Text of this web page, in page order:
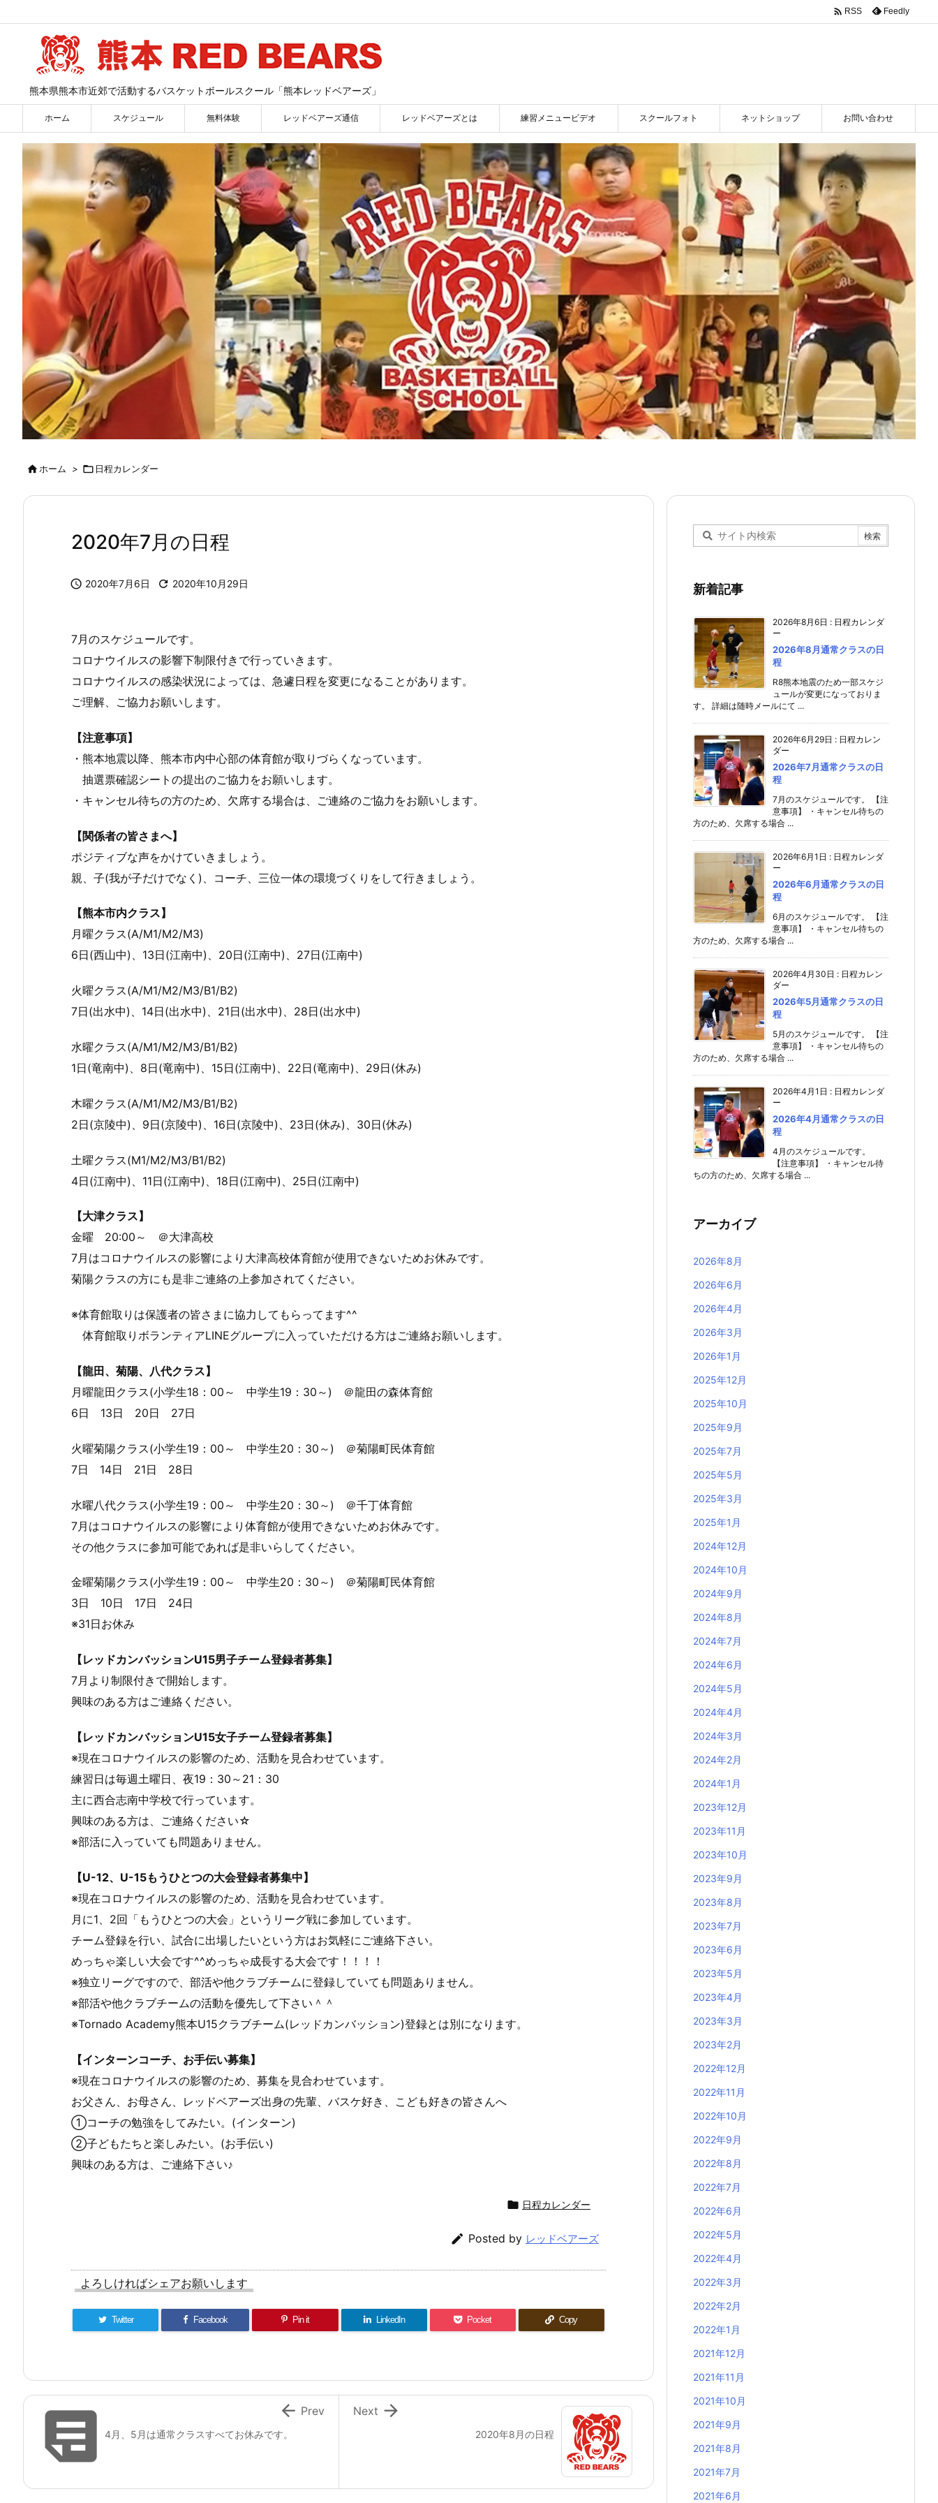
熊本県熊本市近郊で活動するバスケットボールスクール「熊本レッドベアーズ」
ホーム スケジュール 無料体験 レッドベアーズ通信 レッドベアーズとは 練習メニュービデオ スクールフォト ネットショップ お問い合わせ
 RSS Feedly
ホーム >  日程カレンダー
2020年7月の日程
 2020年7月6日  2020年10月29日
7月のスケジュールです。
コロナウイルスの影響下制限付きで行っていきます。
コロナウイルスの感染状況によっては、急遽日程を変更になることがあります。
ご理解、ご協力お願いします。
【注意事項】
・熊本地震以降、熊本市内中心部の体育館が取りづらくなっています。
抽選票確認シートの提出のご協力をお願いします。
・キャンセル待ちの方のため、欠席する場合は、ご連絡のご協力をお願いします。
【関係者の皆さまへ】
ポジティブな声をかけていきましょう。
親、子(我が子だけでなく)、コーチ、三位一体の環境づくりをして行きましょう。
【熊本市内クラス】
月曜クラス(A/M1/M2/M3)
6日(西山中)、13日(江南中)、20日(江南中)、27日(江南中)
火曜クラス(A/M1/M2/M3/B1/B2)
7日(出水中)、14日(出水中)、21日(出水中)、28日(出水中)
水曜クラス(A/M1/M2/M3/B1/B2)
1日(竜南中)、8日(竜南中)、15日(江南中)、22日(竜南中)、29日(休み)
木曜クラス(A/M1/M2/M3/B1/B2)
2日(京陵中)、9日(京陵中)、16日(京陵中)、23日(休み)、30日(休み)
土曜クラス(M1/M2/M3/B1/B2)
4日(江南中)、11日(江南中)、18日(江南中)、25日(江南中)
【大津クラス】
金曜 20:00～ ＠大津高校
7月はコロナウイルスの影響により大津高校体育館が使用できないためお休みです。
菊陽クラスの方にも是非ご連絡の上参加されてください。
※体育館取りは保護者の皆さまに協力してもらってます^^
体育館取りボランティアLINEグループに入っていただける方はご連絡お願いします。
【龍田、菊陽、八代クラス】
月曜龍田クラス(小学生18：00～ 中学生19：30～) ＠龍田の森体育館
6日 13日 20日 27日
火曜菊陽クラス(小学生19：00～ 中学生20：30～) ＠菊陽町民体育館
7日 14日 21日 28日
水曜八代クラス(小学生19：00～ 中学生20：30～) ＠千丁体育館
7月はコロナウイルスの影響により体育館が使用できないためお休みです。
その他クラスに参加可能であれば是非いらしてください。
金曜菊陽クラス(小学生19：00～ 中学生20：30～) ＠菊陽町民体育館
3日 10日 17日 24日
※31日お休み
【レッドカンバッションU15男子チーム登録者募集】
7月より制限付きで開始します。
興味のある方はご連絡ください。
【レッドカンバッションU15女子チーム登録者募集】
※現在コロナウイルスの影響のため、活動を見合わせています。
練習日は毎週土曜日、夜19：30～21：30
主に西合志南中学校で行っています。
興味のある方は、ご連絡ください☆
※部活に入っていても問題ありません。
【U-12、U-15もうひとつの大会登録者募集中】
※現在コロナウイルスの影響のため、活動を見合わせています。
月に1、2回「もうひとつの大会」というリーグ戦に参加しています。
チーム登録を行い、試合に出場したいという方はお気軽にご連絡下さい。
めっちゃ楽しい大会です^^めっちゃ成長する大会です！！！！
※独立リーグですので、部活や他クラブチームに登録していても問題ありません。
※部活や他クラブチームの活動を優先して下さい＾＾
※Tornado Academy熊本U15クラブチーム(レッドカンバッション)登録とは別になります。
【インターンコーチ、お手伝い募集】
※現在コロナウイルスの影響のため、募集を見合わせています。
お父さん、お母さん、レッドベアーズ出身の先輩、バスケ好き、こども好きの皆さんへ
①コーチの勉強をしてみたい。(インターン)
②子どもたちと楽しみたい。(お手伝い)
興味のある方は、ご連絡下さい♪
 日程カレンダー
 Posted by レッドベアーズ
よろしければシェアお願いします
Twitter Facebook Pin it LinkedIn Pocket Copy
2020年8月の日程

Next
4月、5月は通常クラスすべてお休みです。
 Prev
新着記事
2026年8月6日 : 日程カレンダ
ー
2026年8月通常クラスの日
程
R8熊本地震のため一部スケジ
ュールが変更になっておりま
す。 詳細は随時メールにて ...
2026年6月29日 : 日程カレン
ダー
2026年7月通常クラスの日
程
7月のスケジュールです。 【注
意事項】 ・キャンセル待ちの
方のため、欠席する場合 ...
2026年6月1日 : 日程カレンダ
ー
2026年6月通常クラスの日
程
6月のスケジュールです。 【注
意事項】 ・キャンセル待ちの
方のため、欠席する場合 ...
2026年4月30日 : 日程カレン
ダー
2026年5月通常クラスの日
程
5月のスケジュールです。 【注
意事項】 ・キャンセル待ちの
方のため、欠席する場合 ...
2026年4月1日 : 日程カレンダ
ー
2026年4月通常クラスの日
程
4月のスケジュールです。
【注意事項】 ・キャンセル待
ちの方のため、欠席する場合 ...
アーカイブ
2026年8月
2026年6月
2026年4月
2026年3月
2026年1月
2025年12月
2025年10月
2025年9月
2025年7月
2025年5月
2025年3月
2025年1月
2024年12月
2024年10月
2024年9月
2024年8月
2024年7月
2024年6月
2024年5月
2024年4月
2024年3月
2024年2月
2024年1月
2023年12月
2023年11月
2023年10月
2023年9月
2023年8月
2023年7月
2023年6月
2023年5月
2023年4月
2023年3月
2023年2月
2022年12月
2022年11月
2022年10月
2022年9月
2022年8月
2022年7月
2022年6月
2022年5月
2022年4月
2022年3月
2022年2月
2022年1月
2021年12月
2021年11月
2021年10月
2021年9月
2021年8月
2021年7月
2021年6月